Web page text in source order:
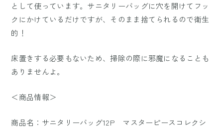
として使っています。サニタリーバッグに穴を開けてフッ
クにかけているだけですが、そのまま捨てられるので衛生
的！
床置きする必要もないため、掃除の際に邪魔になることも
ありませんよ。
＜商品情報＞
商品名：サニタリーバッグ12P マスターピースコレクシ